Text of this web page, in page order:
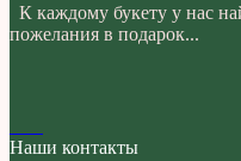
К каждому букету у нас
пожелания в подарок...
Наши контакты